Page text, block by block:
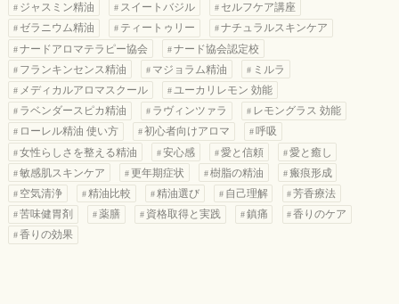
ジャスミン精油
スイートバジル
セルフケア講座
ゼラニウム精油
ティートゥリー
ナチュラルスキンケア
ナードアロマテラピー協会
ナード協会認定校
フランキンセンス精油
マジョラム精油
ミルラ
メディカルアロマスクール
ユーカリレモン 効能
ラベンダースピカ精油
ラヴィンツァラ
レモングラス 効能
ローレル精油 使い方
初心者向けアロマ
呼吸
女性らしさを整える精油
安心感 愛と信頼
愛と癒し
敏感肌スキンケア
更年期症状 樹脂の精油
瘢痕形成
空気清浄
精油比較 精油選び 自己理解
芳香療法
苦味健胃剤
薬膳 資格取得と実践 鎮痛
香りのケア
香りの効果